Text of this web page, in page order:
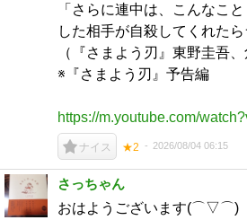
「さらに連中は、こんなこ
した相手が自殺してくれたら
（『さまよう刃』東野圭吾
※『さまよう刃』予告編
https://m.youtube.com/
ナイス ★2 2026/08/04 06:15
さっちゃん
おはようございます(⌒▽⌒)